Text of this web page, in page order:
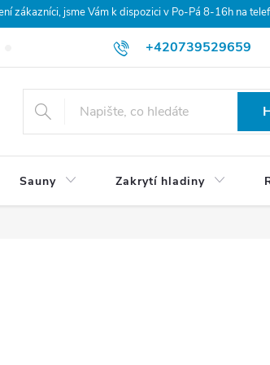
zákazníci, jsme Vám k dispozici v Po-Pá 8-16h na
+420739529659
Hodnocení obchodu Doprava a platba
Sauny Zakrytí hladiny